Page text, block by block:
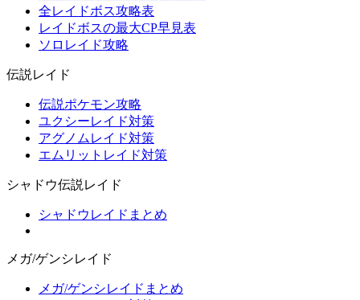
全レイドボス攻略表
レイドボスの最大CP早見表
ソロレイド攻略
伝説レイド
伝説ポケモン攻略
ユクシーレイド対策
アグノムレイド対策
エムリットレイド対策
シャドウ伝説レイド
シャドウレイドまとめ
メガ/ゲンシレイド
メガ/ゲンシレイドまとめ